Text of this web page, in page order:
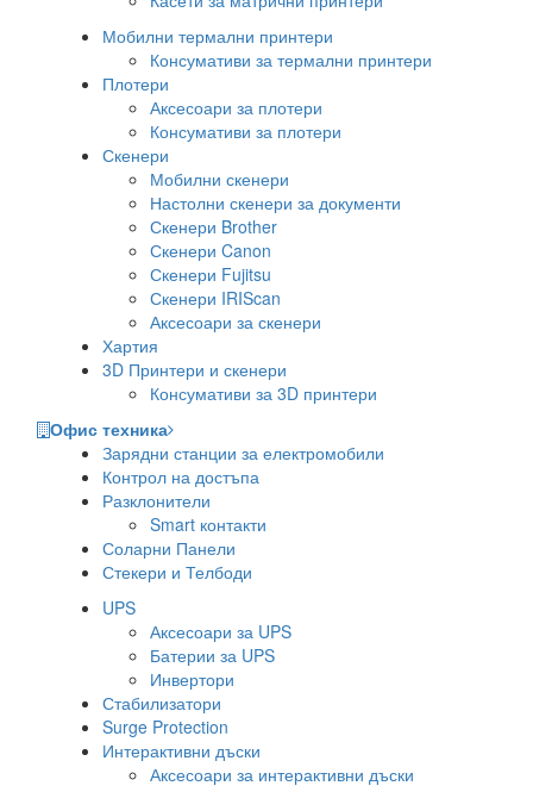
Мобилни термални принтери
Консумативи за термални принтери
Плотери
Аксесоари за плотери
Консумативи за плотери
Скенери
Мобилни скенери
Настолни скенери за документи
Скенери Brother
Скенери Canon
Скенери Fujitsu
Скенери IRIScan
Аксесоари за скенери
Хартия
3D Принтери и скенери
Консумативи за 3D принтери
Офис техника
Зарядни станции за електромобили
Контрол на достъпа
Разклонители
Smart контакти
Соларни Панели
Стекери и Телбоди
UPS
Аксесоари за UPS
Батерии за UPS
Инвертори
Стабилизатори
Surge Protection
Интерактивни дъски
Аксесоари за интерактивни дъски